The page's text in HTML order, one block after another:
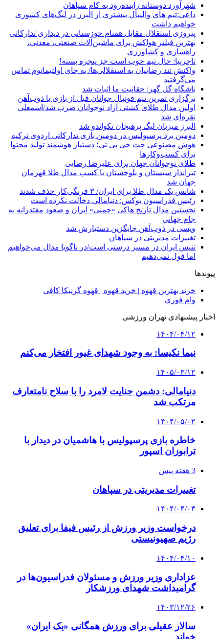
شهرآورد دوستانه زاینده‌رود به کام سپاهان
داعی:تیم های والیبال بیشتری از البرز در لیگ‌های کشوری
خواهیم داشت
پیروزی استقلال مقابل همنام خوزستانی در دیداری تدارکاتی
بهترین فیلتر هواکش برای ماشین‌آلات صنعتی، معدنی،
راهسازی و کشاورزی
تاجرنیا: حال تیم خوب است جز پنجره بسته!
واکنش تند رضاییان به استقلالی‌ها/ به جای اولتیماتوم تماس
می‌گرفتید
باشگاه گل گهر: حقانیت ما اثبات شد
برگزاری تمرین تیم فوتبال جوانان قبل از بازی با ذوب‌آهن
اولین مدال طلای کشتی آزاد نوجوانان ضرب شد/اسمعلی
نقره‌ای شد
البرز میزبان لیگ پرهیجان تکواندو شد
دومین برد پرسپولیس در دومین بازی تدارکاتی اردوی ترکیه
هوش مصنوعی چت جی پی تی؛ دستیار هوشمند تولید محتوا
برای کسب‌وکارها
طلای نوجوانان جهان برای علیرضا رضایی
تیرانداز سیستان و بلوچستان با کسب مدال طلا قهرمان
جهان شد
شانس یک مدال طلا برای ایران/ ۳ فرنگی‌کار حذف شدند
رئیس فدراسیون بوکس: دنیامالی دخالت نکرده است
نخستین مدال تاریخ هاکی «چمنی» ایران و صعود مقتدرانه به
جام جهانی
ویسی در ذوب‌آهن جایگزین دستیارش شد
تغییرات مدیریتی در سپاهان
تنیس ایران در مسیر درستی است/در ناگویا مدال می‌خواهیم
اما قول نمی‌دهیم
پیوندها
خرید بهترین قهوه | خرید قهوه | قهوه گرنیکا کافی
وام فوری
اخبار پیشنهادی تهران ورزشی
۱۴۰۴/۰۴/۱۲
نیما نکیسا: به وجود شهدای غیور افتخار می‌کنم
۱۴۰۵/۰۳/۱۲
دنیامالی: دشمن جنایت لامرد را با سلاح نامتعارف
مرتکب شد
۱۴۰۴/۰۵/۰۲
خاطره بازی پرسپولیس با هاشمیان در دیدار با
ترابوزان اسپور
3 هفته پیش
تغییرات مدیریتی در سپاهان
۱۴۰۴/۰۴/۰۳
درخواست وزیر ورزش از رئیس فیفا برای تعلیق
رژیم صهیونیستی
۱۴۰۴/۰۴/۱۰
عزاداری وزیر ورزش و مسئولان فدراسیون‌ها در
گرامیداشت شهدای ورزشکار
۱۴۰۳/۱۲/۲۶
سالار عقیلی برای ورزش همگانی «یک ایران»
خواند